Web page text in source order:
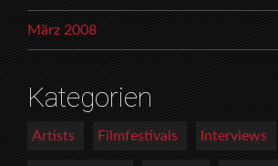
März 2008
Kategorien
Artists Filmfestivals Interviews